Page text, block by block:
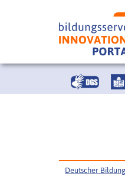
Deutscher